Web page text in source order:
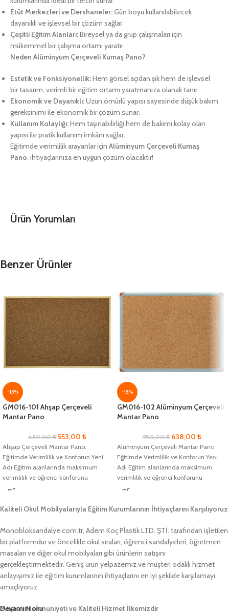
Etüt Merkezleri ve Dershaneler:Gün boyu kullanılabilecek
dayanıklı ve işlevsel bir çözüm sağlar.
Çeşitli Eğitim Alanları:Bireysel ya da grup çalışmaları için
mükemmel bir çalışma ortamı yaratır.
Neden Alüminyum Çerçeveli Kumaş Pano?
Estetik ve Fonksiyonellik:Hem görsel açıdan şık hem de işlevsel
bir tasarım, verimli bir eğitim ortamı yaratmanıza olanak tanır.
Ekonomik ve Dayanıklı:Uzun ömürlü yapısı sayesinde düşük bakım
gereksinimi ile ekonomik bir çözüm sunar.
Kullanım Kolaylığı:Hem taşınabilirliği hem de bakımı kolay olan
yapısı ile pratik kullanım imkânı sağlar.
Eğitimde verimlilik arayanlar için Alüminyum Çerçeveli Kumaş
Pano, ihtiyaçlarınıza en uygun çözüm olacaktır!
Ürün Yorumları
Benzer Ürünler
-15%
GM016-101 Ahşap Çerçeveli
Mantar Pano
650,00₺ 553,00 ₺
Ahşap Çerçeveli Mantar Pano:
Eğitimde Verimlilik ve Konforun Yeni
Adı Eğitim alanlarında maksimum
verimlilik ve öğrenci konforunu
sağlamak adına geliştirilmiş
-15%
GM016-102 Alüminyum Çerçeveli
Mantar Pano
750,00₺ 638,00 ₺
Alüminyum Çerçeveli Mantar Pano:
Eğitimde Verimlilik ve Konforun Yeni
Adı Eğitim alanlarında maksimum
verimlilik ve öğrenci konforunu
sağlamak adına geliştirilmiş
Kaliteli Okul Mobilyalarıyla Eğitim Kurumlarının İhtiyaçlarını Karşılıyoruz
Monobloksandalye.com.tr, Adem Koç Plastik LTD. ŞTİ. tarafından işletilen
bir platformdur ve öncelikle okul sıraları, öğrenci sandalyeleri, öğretmen
masaları ve diğer okul mobilyaları gibi ürünlerin satışını
gerçekleştirmektedir. Geniş ürün yelpazemiz ve müşteri odaklı hizmet
anlayışımız ile eğitim kurumlarının ihtiyaçlarını en iyi şekilde karşılamayı
amaçlıyoruz.
Müşteri Memnuniyeti ve Kaliteli Hizmet İlkemizdir
Devamını oku